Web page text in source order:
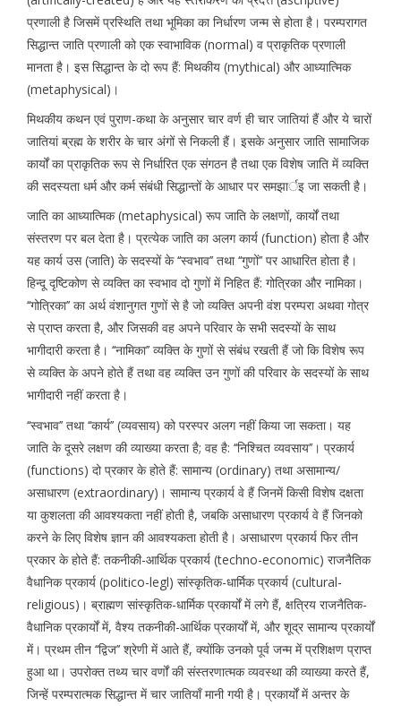
प्रणाली है जिसमें प्रस्थिति तथा भूमिका का निर्धारण जन्म से होता है। परम्परागत
सिद्धान्त जाति प्रणाली को एक स्वाभाविक (normal) व प्राकृतिक प्रणाली
मानता है। इस सिद्धान्त के दो रूप हैं: मिथकीय (mythical) और आध्यात्मिक
(metaphysical)।
मिथकीय कथन एवं पुराण-कथा के अनुसार चार वर्ण ही चार जातियां हैं और ये चारों
जातियां ब्रह्म के शरीर के चार अंगों से निकली हैं। इसके अनुसार जाति सामाजिक
कार्यों का प्राकृतिक रूप से निर्धारित एक संगठन है तथा एक विशेष जाति में व्यक्ति
की सदस्यता धर्म और कर्म संबंधी सिद्धान्तों के आधार पर समझार्इ जा सकती है।
जाति का आध्यात्मिक (metaphysical) रूप जाति के लक्षणों, कार्यों तथा
संस्तरण पर बल देता है। प्रत्येक जाति का अलग कार्य (function) होता है और
यह कार्य उस (जाति) के सदस्यों के ‘‘स्वभाव’’ तथा ‘‘गुणों’’ पर आधारित होता है।
हिन्दू दृष्टिकोण से व्यक्ति का स्वभाव दो गुणों में निहित हैं: गोत्रिका और नामिका।
‘‘गोत्रिका’’ का अर्थ वंशानुगत गुणों से है जो व्यक्ति अपनी वंश परम्परा अथवा गोत्र
से प्राप्त करता है, और जिसकी वह अपने परिवार के सभी सदस्यों के साथ
भागीदारी करता है। ‘‘नामिका’’ व्यक्ति के गुणों से संबंध रखती हैं जो कि विशेष रूप
से व्यक्ति के अपने होते हैं तथा वह व्यक्ति उन गुणों की परिवार के सदस्यों के साथ
भागीदारी नहीं करता है।
‘‘स्वभाव’’ तथा ‘‘कार्य’’ (व्यवसाय) को परस्पर अलग नहीं किया जा सकता। यह
जाति के दूसरे लक्षण की व्याख्या करता है; वह है: ‘‘निश्चित व्यवसाय’’। प्रकार्य
(functions) दो प्रकार के होते हैं: सामान्य (ordinary) तथा असामान्य/
असाधारण (extraordinary)। सामान्य प्रकार्य वे हैं जिनमें किसी विशेष दक्षता
या कुशलता की आवश्यकता नहीं होती है, जबकि असाधारण प्रकार्य वे हैं जिनको
करने के लिए विशेष ज्ञान की आवश्यकता होती है। असाधारण प्रकार्य फिर तीन
प्रकार के होते हैं: तकनीकी-आर्थिक प्रकार्य (techno-economic) राजनैतिक
वैधानिक प्रकार्य (politico-legl) सांस्कृतिक-धार्मिक प्रकार्य (cultural-
religious)। ब्राह्मण सांस्कृतिक-धार्मिक प्रकार्यों में लगे हैं, क्षत्रिय राजनैतिक-
वैधानिक प्रकार्यों में, वैश्य तकनीकी-आर्थिक प्रकार्यों में, और शूद्र सामान्य प्रकार्यों
में। प्रथम तीन ‘‘द्विज’’ श्रेणी में आते हैं, क्योंकि उनको पूर्व जन्म में प्रशिक्षण प्राप्त
हुआ था। उपरोक्त तथ्य चार वर्णों की संस्तरणात्मक व्यवस्था की व्याख्या करते हैं,
जिन्हें परम्परात्मक सिद्धान्त में चार जातियाँ मानी गयी है। प्रकार्यों में अन्तर के